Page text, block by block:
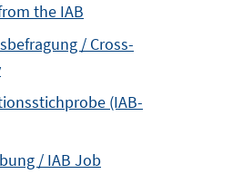
the IAB
/ Cross-
(IAB-
/ IAB Job